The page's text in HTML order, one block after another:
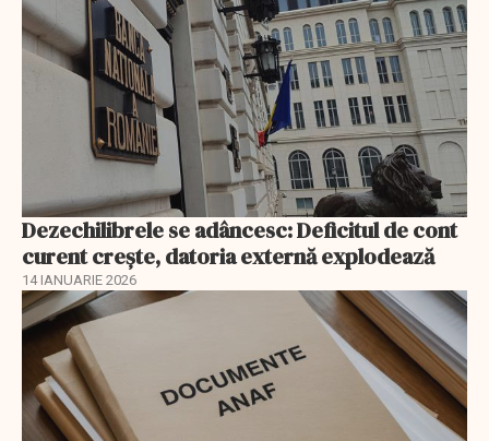
Dezechilibrele se adâncesc: Deficitul de cont
curent crește, datoria externă explodează
14 IANUARIE 2026